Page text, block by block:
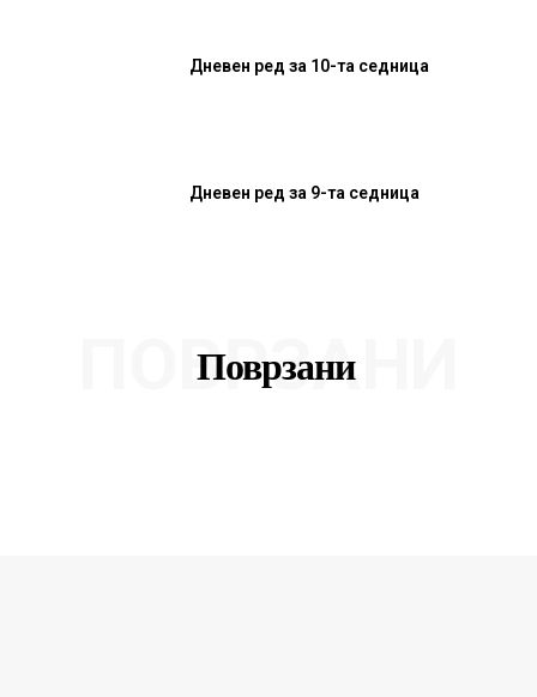
Дневен ред за 10-та седница
Дневен ред за 9-та седница
Поврзани
ПОВРЗАНИ